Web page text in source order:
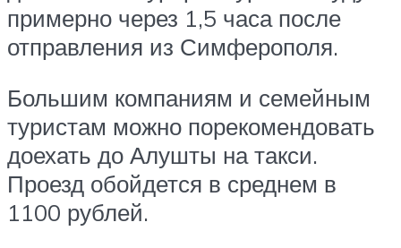
примерно через 1,5 часа после
отправления из Симферополя.
Большим компаниям и семейным
туристам можно порекомендовать
доехать до Алушты на такси.
Проезд обойдется в среднем в
1100 рублей.